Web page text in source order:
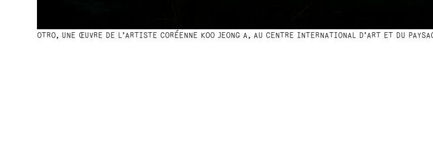
OTRO, UNE ŒUVRE DE L’ARTISTE CORÉENNE KOO JEONG A, AU CENTRE INTERNATIONAL D’ART ET DU